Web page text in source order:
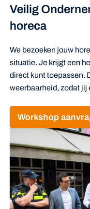
Veilig
horeca
We bezoeken jouw
situatie. Je krijgt een
direct kunt toepassen.
weerbaarheid, zodat jij
Workshop